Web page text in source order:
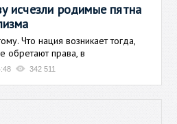
исчезли родимые пятна
Что нация возникает тогда,
обретают права, в
342 511